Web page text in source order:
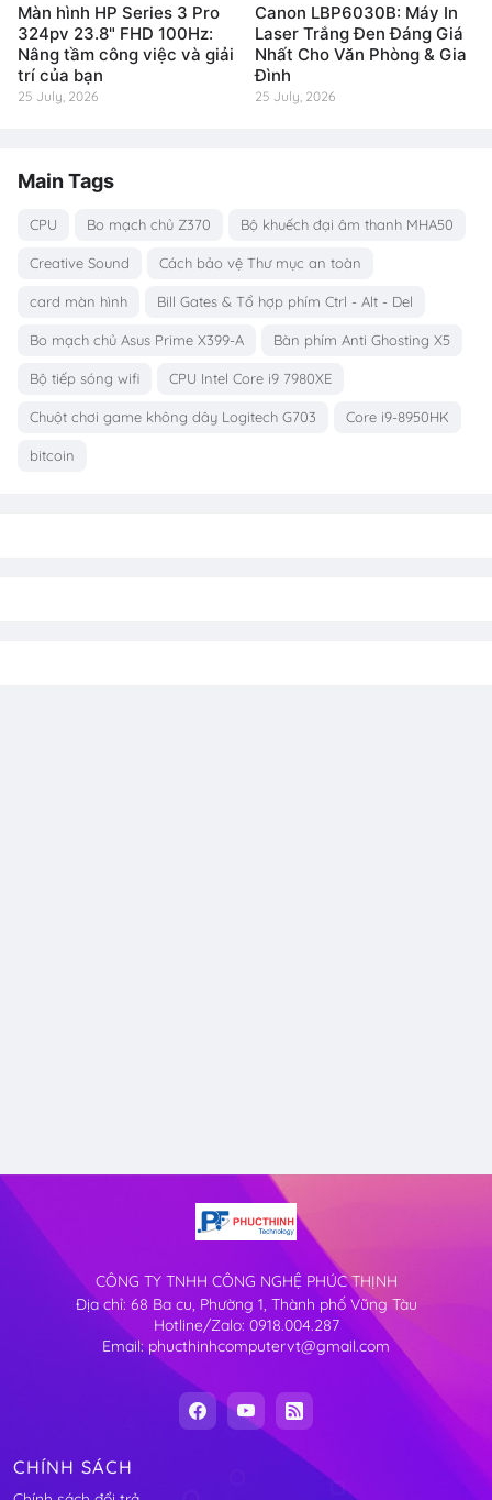
Màn hình HP Series 3 Pro
324pv 23.8" FHD 100Hz:
Nâng tầm công việc và giải
trí của bạn
25 July, 2026
Canon LBP6030B: Máy In
Laser Trắng Đen Đáng Giá
Nhất Cho Văn Phòng & Gia
Đình
25 July, 2026
Main Tags
CPU Bo mạch chủ Z370 Bộ khuếch đại âm thanh MHA50
Creative Sound Cách bảo vệ Thư mục an toàn
card màn hình Bill Gates & Tổ hợp phím Ctrl - Alt - Del
Bo mạch chủ Asus Prime X399-A Bàn phím Anti Ghosting X5
Bộ tiếp sóng wifi CPU Intel Core i9 7980XE
Chuột chơi game không dây Logitech G703 Core i9-8950HK
bitcoin
CÔNG TY TNHH CÔNG NGHỆ PHÚC THỊNH
Địa chỉ: 68 Ba cu, Phường 1, Thành phố Vũng Tàu
Hotline/Zalo: 0918.004.287
Email: phucthinhcomputervt@gmail.com
CHÍNH SÁCH